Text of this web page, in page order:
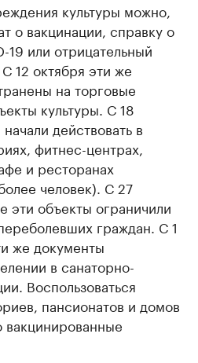
культуры можно,
о вакцинации, справку о
или отрицательный
12 октября эти же
на торговые
культуры. С 18
действовать в
фитнес-центрах,
и ресторанах
человек). С 27
эти объекты ограничили
граждан. С 1
же документы
в санаторно-
Воспользоваться
пансионатов и домов
вакцинированные